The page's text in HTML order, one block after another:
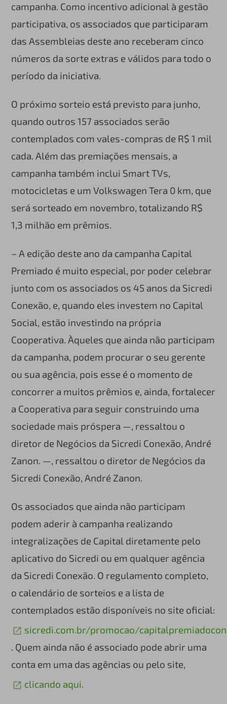
campanha. Como incentivo adicional à gestão
participativa, os associados que participaram
das Assembleias deste ano receberam cinco
números da sorte extras e válidos para todo o
período da iniciativa.
O próximo sorteio está previsto para junho,
quando outros 157 associados serão
contemplados com vales-compras de R$ 1 mil
cada. Além das premiações mensais, a
campanha também inclui Smart TVs,
motocicletas e um Volkswagen Tera 0 km, que
será sorteado em novembro, totalizando R$
1,3 milhão em prêmios.
– A edição deste ano da campanha Capital
Premiado é muito especial, por poder celebrar
junto com os associados os 45 anos da Sicredi
Conexão, e, quando eles investem no Capital
Social, estão investindo na própria
Cooperativa. Àqueles que ainda não participam
da campanha, podem procurar o seu gerente
ou sua agência, pois esse é o momento de
concorrer a muitos prêmios e, ainda, fortalecer
a Cooperativa para seguir construindo uma
sociedade mais próspera —, ressaltou o
diretor de Negócios da Sicredi Conexão, André
Zanon. —, ressaltou o diretor de Negócios da
Sicredi Conexão, André Zanon.
Os associados que ainda não participam
podem aderir à campanha realizando
integralizações de Capital diretamente pelo
aplicativo do Sicredi ou em qualquer agência
da Sicredi Conexão. O regulamento completo,
o calendário de sorteios e a lista de
contemplados estão disponíveis no site oficial:
sicredi.com.br/promocao/
. Quem ainda não é associado pode abrir uma
conta em uma das agências ou pelo site,
clicando aqui.